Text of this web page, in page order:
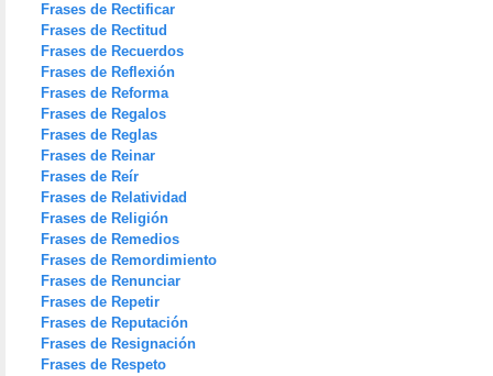
Frases de Rectificar
Frases de Rectitud
Frases de Recuerdos
Frases de Reflexión
Frases de Reforma
Frases de Regalos
Frases de Reglas
Frases de Reinar
Frases de Reír
Frases de Relatividad
Frases de Religión
Frases de Remedios
Frases de Remordimiento
Frases de Renunciar
Frases de Repetir
Frases de Reputación
Frases de Resignación
Frases de Respeto